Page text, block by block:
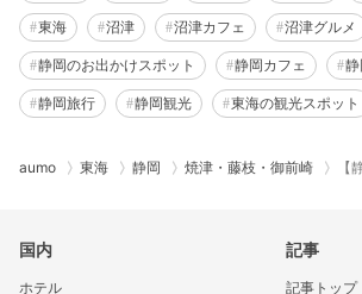
東海 沼津 沼津カフェ 沼津グルメ
静岡のお出かけスポット 静岡カフェ 静
静岡旅行 静岡観光 東海の観光スポット
aumo 東海 静岡 焼津・藤枝・御前崎
国内
ホテル
記事
記事トップ